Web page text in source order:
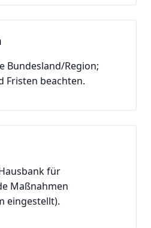
Bundesland/Region;
Fristen beachten.
für
Maßnahmen
eingestellt).